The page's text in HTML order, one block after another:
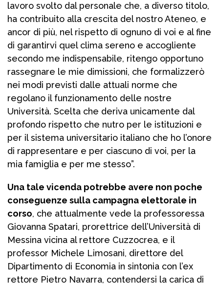
lavoro svolto dal personale che, a diverso titolo,
ha contribuito alla crescita del nostro Ateneo, e
ancor di più, nel rispetto di ognuno di voi e al fine
di garantirvi quel clima sereno e accogliente
secondo me indispensabile, ritengo opportuno
rassegnare le mie dimissioni, che formalizzerò
nei modi previsti dalle attuali norme che
regolano il funzionamento delle nostre
Università. Scelta che deriva unicamente dal
profondo rispetto che nutro per le istituzioni e
per il sistema universitario italiano che ho l’onore
di rappresentare e per ciascuno di voi, per la
mia famiglia e per me stesso”.
Una tale vicenda potrebbe avere non poche
conseguenze sulla campagna elettorale in
corso, che attualmente vede la professoressa
Giovanna Spatari, prorettrice dell’Università di
Messina vicina al rettore Cuzzocrea, e il
professor Michele Limosani, direttore del
Dipartimento di Economia in sintonia con l’ex
rettore Pietro Navarra, contendersi la carica di